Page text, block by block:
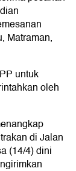
Matraman,
untuk
oleh
di Jalan
(14/4) dini